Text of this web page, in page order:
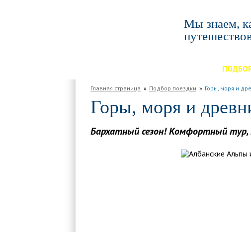
Мы знаем,
Главная страница Подбор поездки Горы, моря и
Горы, моря и
Бархатный сезон! Комфортный тур,